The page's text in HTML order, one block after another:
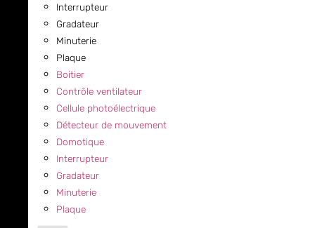
Interrupteur
Gradateur
Minuterie
Plaque
Boitier
Contrôle ventilateur
Cellule photoélectrique
Détecteur de mouvement
Domotique
Interrupteur
Gradateur
Minuterie
Plaque